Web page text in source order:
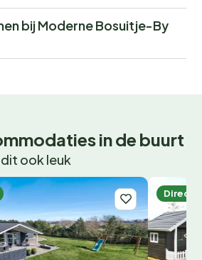
bij Moderne Bosuitje-By
in de buurt
ook leuk
Direct